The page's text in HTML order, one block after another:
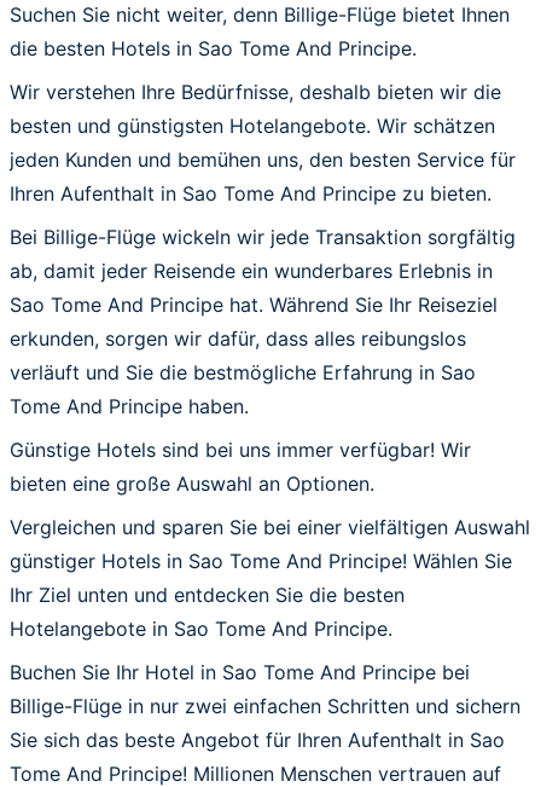
Suchen Sie nicht weiter, denn Billige-Flüge bietet Ihnen
die besten Hotels in Sao Tome And Principe.
Wir verstehen Ihre Bedürfnisse, deshalb bieten wir die
besten und günstigsten Hotelangebote. Wir schätzen
jeden Kunden und bemühen uns, den besten Service für
Ihren Aufenthalt in Sao Tome And Principe zu bieten.
Bei Billige-Flüge wickeln wir jede Transaktion sorgfältig
ab, damit jeder Reisende ein wunderbares Erlebnis in
Sao Tome And Principe hat. Während Sie Ihr Reiseziel
erkunden, sorgen wir dafür, dass alles reibungslos
verläuft und Sie die bestmögliche Erfahrung in Sao
Tome And Principe haben.
Günstige Hotels sind bei uns immer verfügbar! Wir
bieten eine große Auswahl an Optionen.
Vergleichen und sparen Sie bei einer vielfältigen Auswahl
günstiger Hotels in Sao Tome And Principe! Wählen Sie
Ihr Ziel unten und entdecken Sie die besten
Hotelangebote in Sao Tome And Principe.
Buchen Sie Ihr Hotel in Sao Tome And Principe bei
Billige-Flüge in nur zwei einfachen Schritten und sichern
Sie sich das beste Angebot für Ihren Aufenthalt in Sao
Tome And Principe! Millionen Menschen vertrauen auf